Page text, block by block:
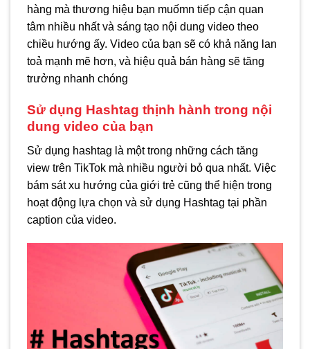
hàng mà thương hiệu bạn muốmn tiếp cận quan
tâm nhiều nhất và sáng tạo nội dung video theo
chiều hướng ấy. Video của bạn sẽ có khả năng lan
toả mạnh mẽ hơn, và hiệu quả bán hàng sẽ tăng
trưởng nhanh chóng
Sử dụng Hashtag thịnh hành trong nội
dung video của bạn
Sử dụng hashtag là một trong những cách tăng
view trên TikTok mà nhiều người bỏ qua nhất. Việc
bám sát xu hướng của giới trẻ cũng thể hiện trong
hoạt động lựa chọn và sử dụng Hashtag tại phần
caption của video.